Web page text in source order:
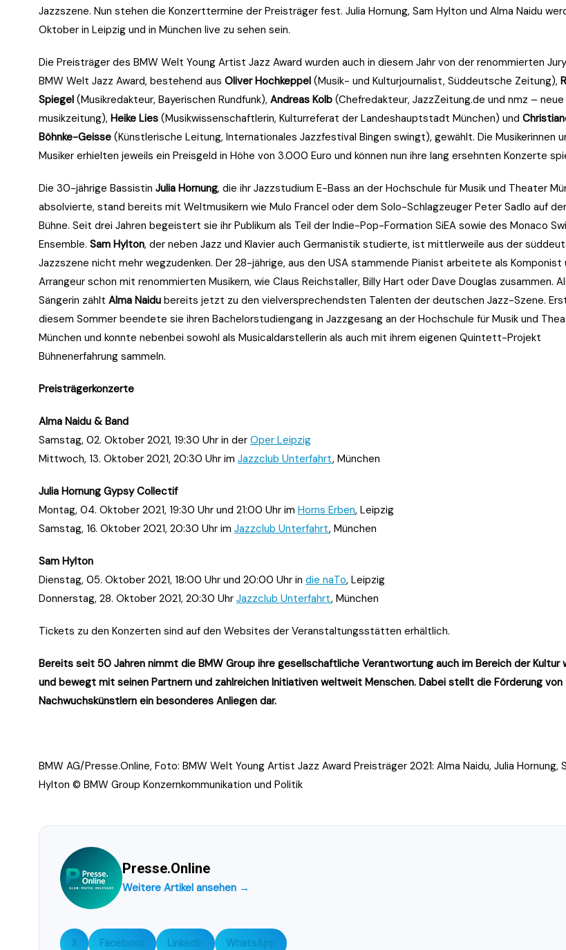
Jazzszene. Nun stehen die Konzerttermine der Preisträger fest. Julia Hornung, Sam Hylton und Alma Naidu
Oktober in Leipzig und in München live zu sehen sein.
Die Preisträger des BMW Welt Young Artist Jazz Award wurden auch in diesem Jahr von der renommierten
BMW Welt Jazz Award, bestehend aus Oliver Hochkeppel (Musik- und Kulturjournalist, Süddeutsche Zeitung),
Spiegel (Musikredakteur, Bayerischen Rundfunk), Andreas Kolb (Chefredakteur, JazzZeitung.de und nmz – neue
musikzeitung), Heike Lies (Musikwissenschaftlerin, Kulturreferat der Landeshauptstadt München) und
Böhnke-Geisse (Künstlerische Leitung, Internationales Jazzfestival Bingen swingt), gewählt. Die Musikerinnen
Musiker erhielten jeweils ein Preisgeld in Höhe von 3.000 Euro und können nun ihre lang ersehnten Konzerte
Die 30-jährige Bassistin Julia Hornung, die ihr Jazzstudium E-Bass an der Hochschule für Musik und Theater
absolvierte, stand bereits mit Weltmusikern wie Mulo Francel oder dem Solo-Schlagzeuger Peter Sadlo auf der
Bühne. Seit drei Jahren begeistert sie ihr Publikum als Teil der Indie-Pop-Formation SiEA sowie des Monaco
Ensemble. Sam Hylton, der neben Jazz und Klavier auch Germanistik studierte, ist mittlerweile aus der
Jazzszene nicht mehr wegzudenken. Der 28-jährige, aus den USA stammende Pianist arbeitete als Komponist
Arrangeur schon mit renommierten Musikern, wie Claus Reichstaller, Billy Hart oder Dave Douglas zusammen.
Sängerin zählt Alma Naidu bereits jetzt zu den vielversprechendsten Talenten der deutschen Jazz-Szene.
diesem Sommer beendete sie ihren Bachelorstudiengang in Jazzgesang an der Hochschule für Musik und
München und konnte nebenbei sowohl als Musicaldarstellerin als auch mit ihrem eigenen Quintett-Projekt
Bühnenerfahrung sammeln.
Preisträgerkonzerte
Alma Naidu & Band
Samstag, 02. Oktober 2021, 19:30 Uhr in der Oper Leipzig
Mittwoch, 13. Oktober 2021, 20:30 Uhr im Jazzclub Unterfahrt, München
Julia Hornung Gypsy Collectif
Montag, 04. Oktober 2021, 19:30 Uhr und 21:00 Uhr im Horns Erben, Leipzig
Samstag, 16. Oktober 2021, 20:30 Uhr im Jazzclub Unterfahrt, München
Sam Hylton
Dienstag, 05. Oktober 2021, 18:00 Uhr und 20:00 Uhr in die naTo, Leipzig
Donnerstag, 28. Oktober 2021, 20:30 Uhr Jazzclub Unterfahrt, München
Tickets zu den Konzerten sind auf den Websites der Veranstaltungsstätten erhältlich.
Bereits seit 50 Jahren nimmt die BMW Group ihre gesellschaftliche Verantwortung auch im Bereich der Kultur
und bewegt mit seinen Partnern und zahlreichen Initiativen weltweit Menschen. Dabei stellt die Förderung von
Nachwuchskünstlern ein besonderes Anliegen dar.
BMW AG/Presse.Online, Foto: BMW Welt Young Artist Jazz Award Preisträger 2021: Alma Naidu, Julia Hornung,
Hylton © BMW Group Konzernkommunikation und Politik
Presse.Online
Weitere Artikel ansehen →
X Facebook LinkedIn WhatsApp